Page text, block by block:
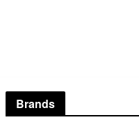
Brands